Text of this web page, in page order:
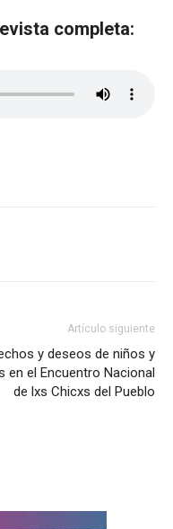
completa:
Artículo siguiente
y deseos de niños y
en el Encuentro Nacional
de lxs Chicxs del Pueblo